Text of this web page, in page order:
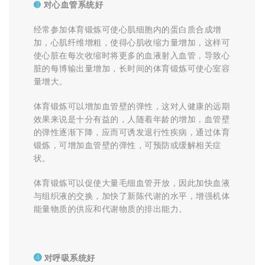
➌ 对心血管系统好
经常参加体育锻炼可使心肌细胞内的蛋白质合成增
加，心肌纤维增粗，使得心肌收缩力量增加，这样可
使心脏在每次收缩时将更多的血液射入血管，导致心
脏的每博输出量增加，长时间的体育锻炼可使心室容
量增大。
体育锻炼可以增加血管壁的弹性，这对人健康的远期
效果来说是十分有益的，人随着年龄的增加，血管壁
的弹性逐渐下降，应而可诱发退行性疾病，通过体育
锻炼，可增加血管壁的弹性，可预防或缓解相关症
状。
体育锻炼可以促使大量毛细血管开放，因此加快血液
与组织液的交换，加快了新陈代谢的水平，增强机体
能量物质的供应和代谢物质的排出能力。
➍ 对呼吸系统好